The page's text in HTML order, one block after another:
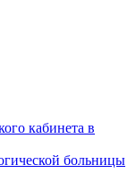
кабинета в
больницы